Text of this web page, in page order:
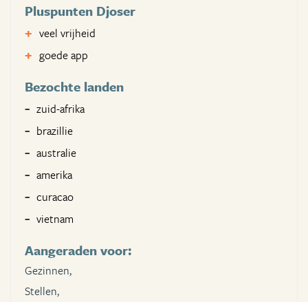
Pluspunten Djoser
veel vrijheid
goede app
Bezochte landen
zuid-afrika
brazillie
australie
amerika
curacao
vietnam
Aangeraden voor:
Gezinnen,
Stellen,